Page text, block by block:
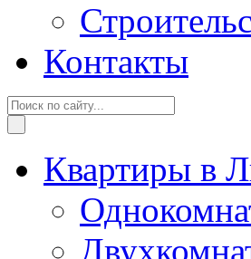
Контакты
Квартиры в